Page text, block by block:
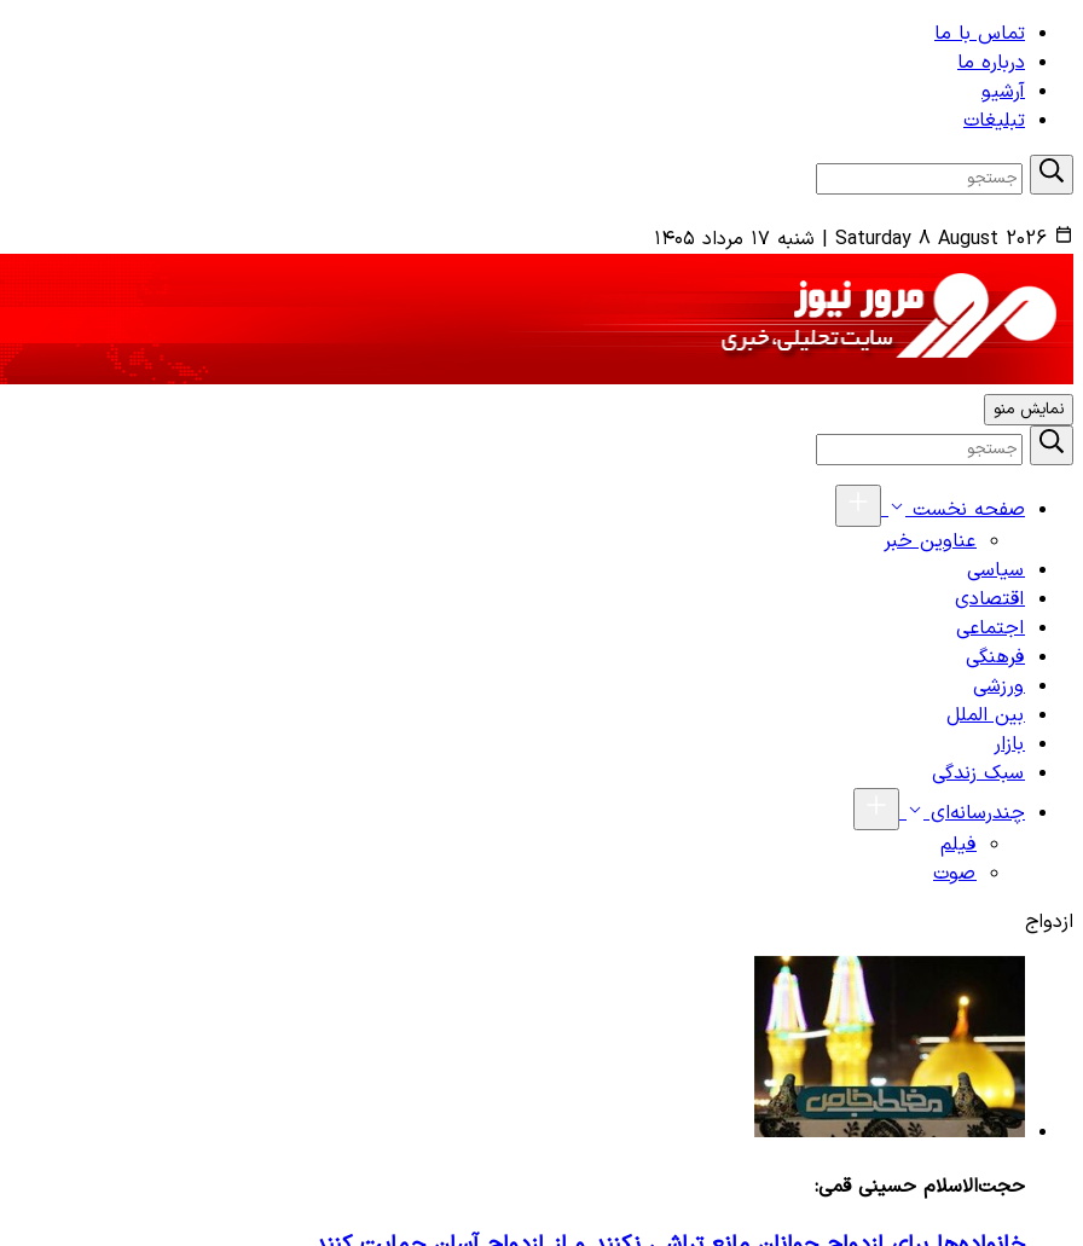
تماس با ما
درباره ما
آرشیو
تبلیغات
Saturday 8 August 2026
| شنبه ۱۷ مرداد ۱۴۰۵
نمایش منو
صفحه نخست
عناوین خبر
سیاسی
اقتصادی
اجتماعی
فرهنگی
ورزشی
بین الملل
بازار
سبک زندگی
چندرسانه‌ای
فیلم
صوت
ازدواج
حجت‌الاسلام حسینی قمی: